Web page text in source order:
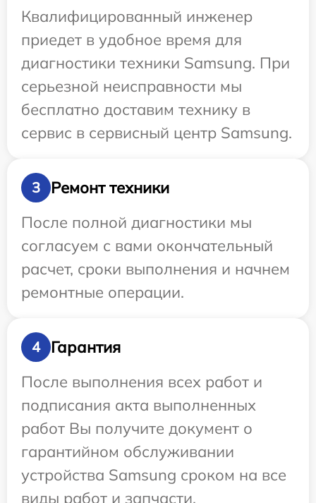
Квалифицированный инженер
приедет в удобное время для
диагностики техники Samsung. При
серьезной неисправности мы
бесплатно доставим технику в
сервис в сервисный центр Samsung.
3
Ремонт техники
После полной диагностики мы
согласуем с вами окончательный
расчет, сроки выполнения и начнем
ремонтные операции.
4
Гарантия
После выполнения всех работ и
подписания акта выполненных
работ Вы получите документ о
гарантийном обслуживании
устройства Samsung сроком на все
виды работ и запчасти.